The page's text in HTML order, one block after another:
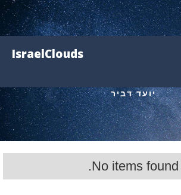
IsraelClouds
יועד דביר
No items found.